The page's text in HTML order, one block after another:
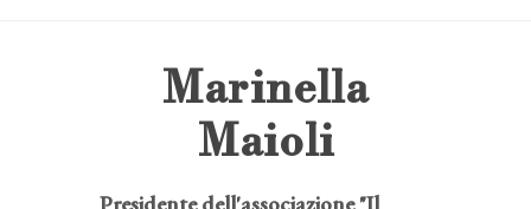
Marinella
Maioli